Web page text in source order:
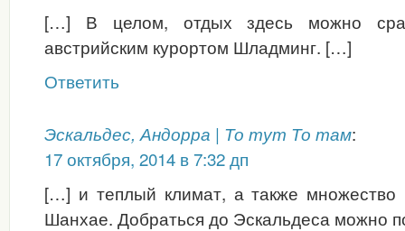
[…] В целом, отдых здесь можно
австрийским курортом Шладминг. […]
Ответить
Эскальдес, Андорра | То тут То там:
17 октября, 2014 в 7:32 дп
[…] и теплый климат, а также множество
Шанхае. Добраться до Эскальдеса можно